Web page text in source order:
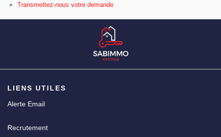
CGV
Transmettez-nous votre demande
LIENS UTILES
Alerte Email
Recrutement